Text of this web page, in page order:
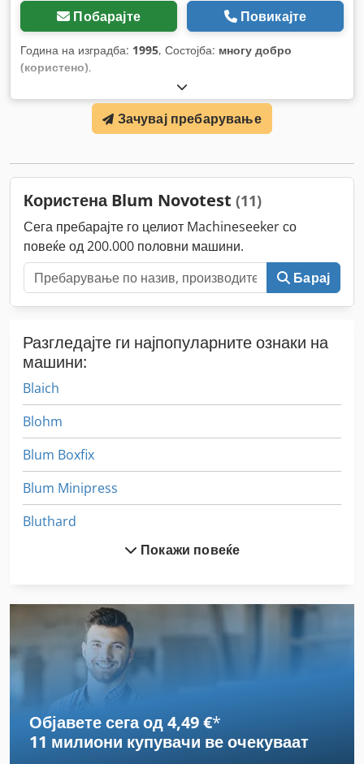
Побарајте Повикајте
Година на изградба: 1995, Состојба: многу добро
(користено),
Зачувај пребарување
Користена Blum Novotest (11)
Сега пребарајте го целиот Machineseeker со
повеќе од 200.000 половни машини.
Барај
Разгледајте ги најпопуларните ознаки на
машини:
Blaich
Blohm
Blum Boxfix
Blum Minipress
Bluthard
Deckel Lkd
Deckel Lks
Deckel Maho
Deckel Maho Heidenhain
Deckel So
Покажи повеќе
Објавете сега од 4,49 €*
11 милиони купувачи ве очекуваат